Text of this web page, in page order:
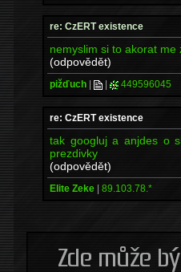
re: CzERT existence
nemyslim si to akorat me
(odpovědět)
pižďuch | | 449596045
re: CzERT existence
tak googluj a anjdes o
prezdivky
(odpovědět)
Elite Zeke | 89.103.78.*